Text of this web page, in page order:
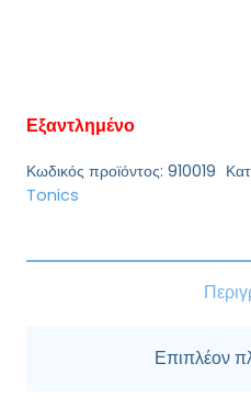
Εξαντλημένο
Κωδικός προϊόντος: 910019
Tonics
Επιπλέον